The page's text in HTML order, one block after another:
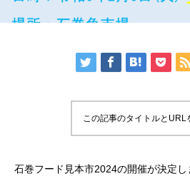
この記事のタイトルとURL
石巻フード見本市2024の開催が決定